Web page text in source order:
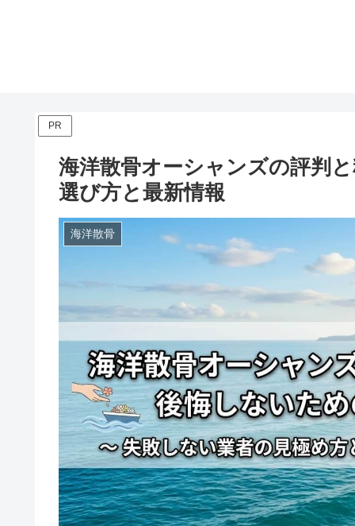
PR
海洋散骨オーシャンズの評判
選び方と最新情報
海洋散骨